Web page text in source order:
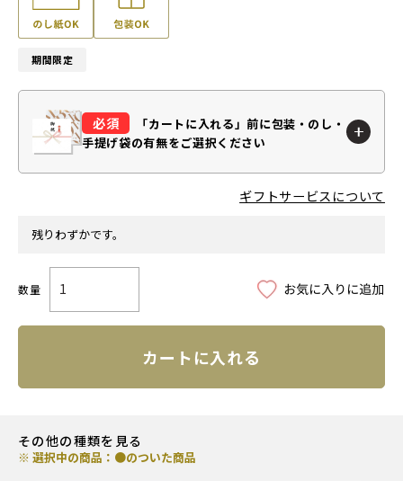
期間限定
「カートに入れる」前に包装・のし・
手提げ袋の有無をご選択ください
ギフトサービスについて
残りわずかです。
カートに入れる
その他の種類を見る
※ 選択中の商品：●のついた商品